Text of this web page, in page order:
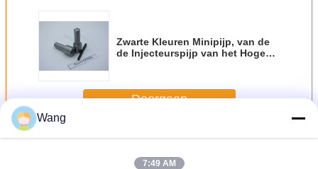
Zwarte Kleuren Minipijp, van de
de Injecteurspijp van het Hoge
Doorgaan
MeerDe Pijp van de Densoinjecteur
Wang
7:49 AM